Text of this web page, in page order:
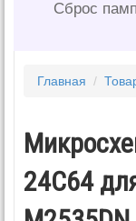
Сброс
Главная /
24C64